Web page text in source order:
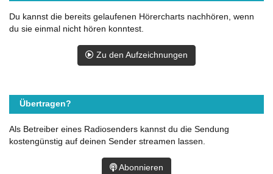
Du kannst die bereits gelaufenen Hörercharts nachhören, wenn
du sie einmal nicht hören konntest.
Zu den Aufzeichnungen
Übertragen?
Als Betreiber eines Radiosenders kannst du die Sendung
kostengünstig auf deinen Sender streamen lassen.
Abonnieren